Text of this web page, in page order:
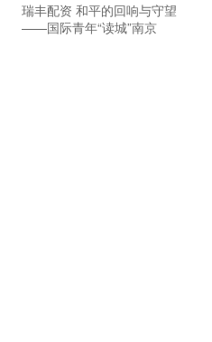
瑞丰配资 和平的回响与守望
——国际青年“读城”南京